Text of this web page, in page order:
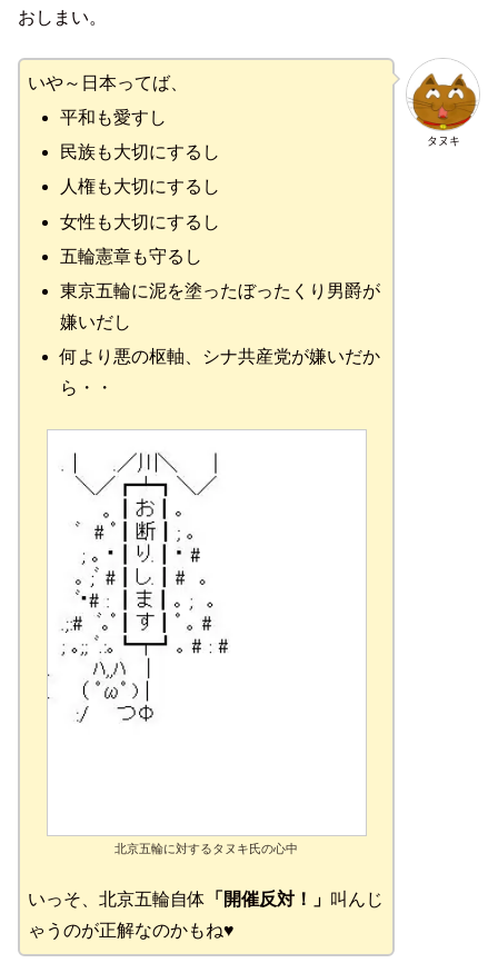
おしまい。
タヌキ
いや～日本ってば、
平和も愛すし
民族も大切にするし
人権も大切にするし
女性も大切にするし
五輪憲章も守るし
東京五輪に泥を塗ったぼったくり男爵が
嫌いだし
何より悪の枢軸、シナ共産党が嫌いだか
ら・・
北京五輪に対するタヌキ氏の心中
いっそ、北京五輪自体 「開催反対！」 叫んじ
ゃうのが正解なのかもね♥